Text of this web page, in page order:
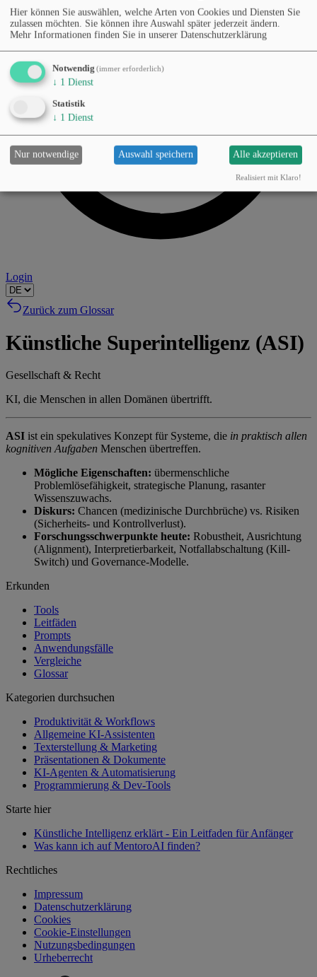
Login
Zurück zum Glossar
Künstliche Superintelligenz (ASI)
Gesellschaft & Recht
KI, die Menschen in allen Domänen übertrifft.
ASI ist ein spekulatives Konzept für Systeme, die in praktisch allen
kognitiven Aufgaben Menschen übertreffen.
Mögliche Eigenschaften: übermenschliche
Problemlösefähigkeit, strategische Planung, rasanter
Wissenszuwachs.
Diskurs: Chancen (medizinische Durchbrüche) vs. Risiken
(Sicherheits- und Kontrollverlust).
Forschungsschwerpunkte heute: Robustheit, Ausrichtung
(Alignment), Interpretierbarkeit, Notfallabschaltung (Kill-
Switch) und Governance-Modelle.
Erkunden
Tools
Leitfäden
Prompts
Anwendungsfälle
Vergleiche
Glossar
Kategorien durchsuchen
Produktivität & Workflows
Allgemeine KI-Assistenten
Texterstellung & Marketing
Präsentationen & Dokumente
KI-Agenten & Automatisierung
Programmierung & Dev-Tools
Starte hier
Künstliche Intelligenz erklärt - Ein Leitfaden für Anfänger
Was kann ich auf MentoroAI finden?
Rechtliches
Impressum
Datenschutzerklärung
Cookies
Cookie-Einstellungen
Nutzungsbedingungen
Urheberrecht
Hier können Sie auswählen, welche Arten von Cookies und Diensten Sie
zulassen möchten. Sie können ihre Auswahl später jederzeit ändern.
Mehr Informationen finden Sie in unserer Datenschutzerklärung
Notwendig (immer erforderlich)
↓ 1 Dienst
Statistik
↓ 1 Dienst
Nur notwendige Auswahl speichern Alle akzeptieren
Realisiert mit Klaro!